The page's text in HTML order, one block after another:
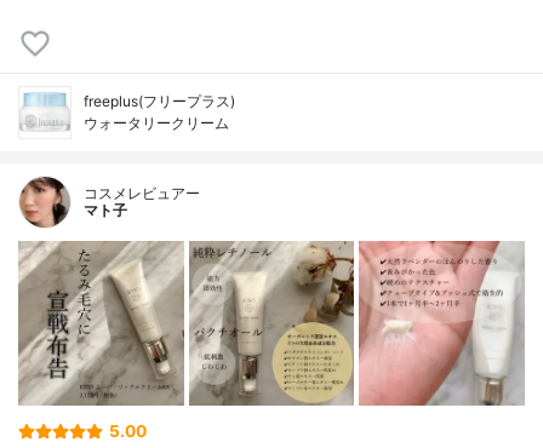
freeplus(フリープラス)
ウォータリークリーム
コスメレビュアー
マト子
5.00